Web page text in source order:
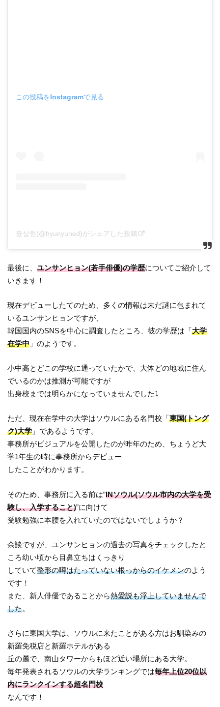
この投稿をInstagramで見る
윤상현(@hyunyuned)がシェアした投稿
最後に、ユンサンヒョン(若手俳優)の学歴についてご紹介して
いきます！
現在デビューしたてのため、多くの情報は未だ謎に包まれて
いるユンサンヒョンですが、
韓国国内のSNSを中心に調査したところ、彼の学歴は「大学
在学中 」のようです。
小中高とどこの学校に通っていたかで、大体どの地域に住ん
でいるのかは推測が可能ですが
出身校までは明らかになっていませんでした⤵︎
ただ、現在在学中の大学はソウルにある名門校「東国(トング
ク)大学 」であるようです。
事務所がビジュアルを公開したのが昨年のため、ちょうど大
学1年生の時に事務所からデビュー
したことがわかります。
そのため、事務所に入る前は”INソウル(ソウル市内の大学を受
験し、入学すること)”に向けて
受験勉強に本腰を入れていたのではないでしょうか？
余談ですが、ユンサンヒョンの過去の写真をチェックしたと
ころ幼い頃から目鼻立ちはくっきり
していて整形の噂はたっていない根っからのイケメンのよう
です！
また、新人俳優であることから熱愛説も浮上していませんで
した。
さらに東国大学は、ソウルに来たことがある方はお馴染みの
新羅免税店と新羅ホテルがある
丘の麓で、南山タワーからもほど近い場所にある大学。
毎年発表されるソウルの大学ランキングでは毎年上位20位以
内にランクインする超名門校
なんです！